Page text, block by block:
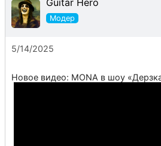
5/14/2025
Новое видео: MONA в шоу